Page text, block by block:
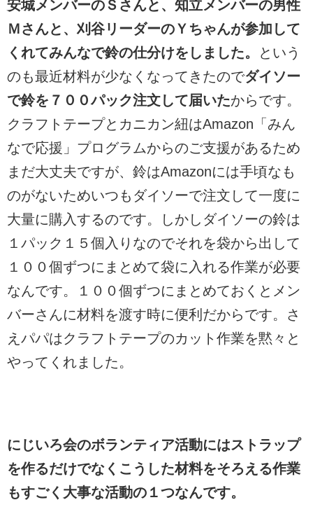
安城メンバーのＳさんと、知立メンバーの男性
Ｍさんと、刈谷リーダーのＹちゃんが参加して
くれてみんなで鈴の仕分けをしました。
という
のも最近材料が少なくなってきたのでダイソー
で鈴を７００パック注文して届いたからです。
クラフトテープとカニカン紐はAmazon「みん
なで応援」プログラムからのご支援があるため
まだ大丈夫ですが、鈴はAmazonには手頃なも
のがないためいつもダイソーで注文して一度に
大量に購入するのです。しかしダイソーの鈴は
１パック１５個入りなのでそれを袋から出して
１００個ずつにまとめて袋に入れる作業が必要
なんです。１００個ずつにまとめておくとメン
バーさんに材料を渡す時に便利だからです。さ
えパパはクラフトテープのカット作業を黙々と
やってくれました。
にじいろ会のボランティア活動にはストラップ
を作るだけでなくこうした材料をそろえる作業
もすごく大事な活動の１つなんです。